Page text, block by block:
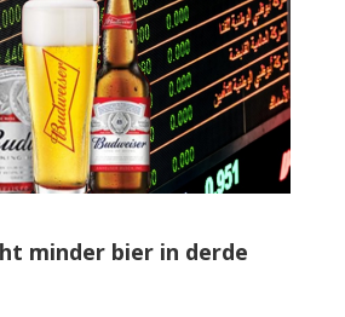
minder bier in derde